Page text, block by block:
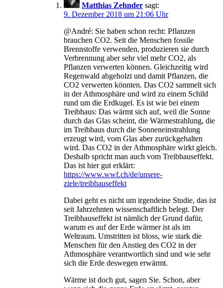
Matthias Zehnder sagt:
9. Dezember 2018 um 21:06 Uhr
@André: Sie haben schon recht: Pflanzen
brauchen CO2. Seit die Menschen fossile
Brennstoffe verwenden, produzieren sie durch
Verbrennung aber sehr viel mehr CO2, als
Pflanzen verwerten können. Gleichzeitig wird
Regenwald abgeholzt und damit Pflanzen, die
CO2 verwerten könnten. Das CO2 sammelt sich
in der Athmosphäre und wird zu einem Schild
rund um die Erdkugel. Es ist wie bei einem
Treibhaus: Das wärmt sich auf, weil die Sonne
durch das Glas scheint, die Wärmestrahlung, die
im Treibhaus durch die Sonneneinstrahlung
erzeugt wird, vom Glas aber zurückgehalten
wird. Das CO2 in der Athmosphäre wirkt gleich.
Deshalb spricht man auch vom Treibhauseffekt.
Das ist hier gut erklärt:
https://www.wwf.ch/de/unsere-
ziele/treibhauseffekt
Dabei geht es nicht um irgendeine Studie, das ist
seit Jahrzehnten wissenschaftlich belegt. Der
Treibhauseffekt ist nämlich der Grund dafür,
warum es auf der Erde wärmer ist als im
Weltraum. Umstritten ist bloss, wie stark die
Menschen für den Anstieg des CO2 in der
Athmosphäre verantwortlich sind und wie sehr
sich die Erde deswegen erwärmt.
Wärme ist doch gut, sagen Sie. Schon, aber